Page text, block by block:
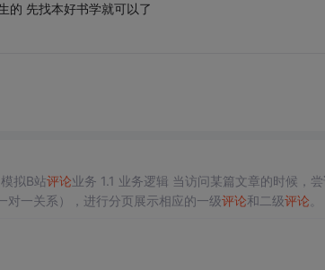
的 先找本好书学就可以了
列表为例 一、业务分析 模拟B站评论业务 1.1 业务逻辑 当访问某篇文章的时候，尝试获
对一关系），进行分页展示相应的一级评论和二级评论